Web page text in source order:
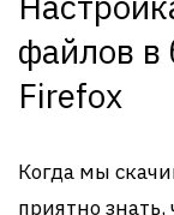
файлов в
Firefox
Когда мы
приятно знать,